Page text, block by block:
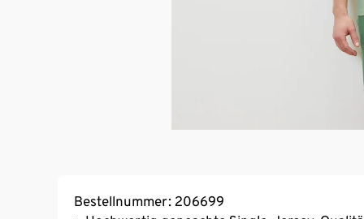
Bestellnummer: 206699